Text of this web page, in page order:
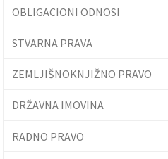
OBLIGACIONI ODNOSI
STVARNA PRAVA
ZEMLJIŠNOKNJIŽNO PRAVO
DRŽAVNA IMOVINA
RADNO PRAVO